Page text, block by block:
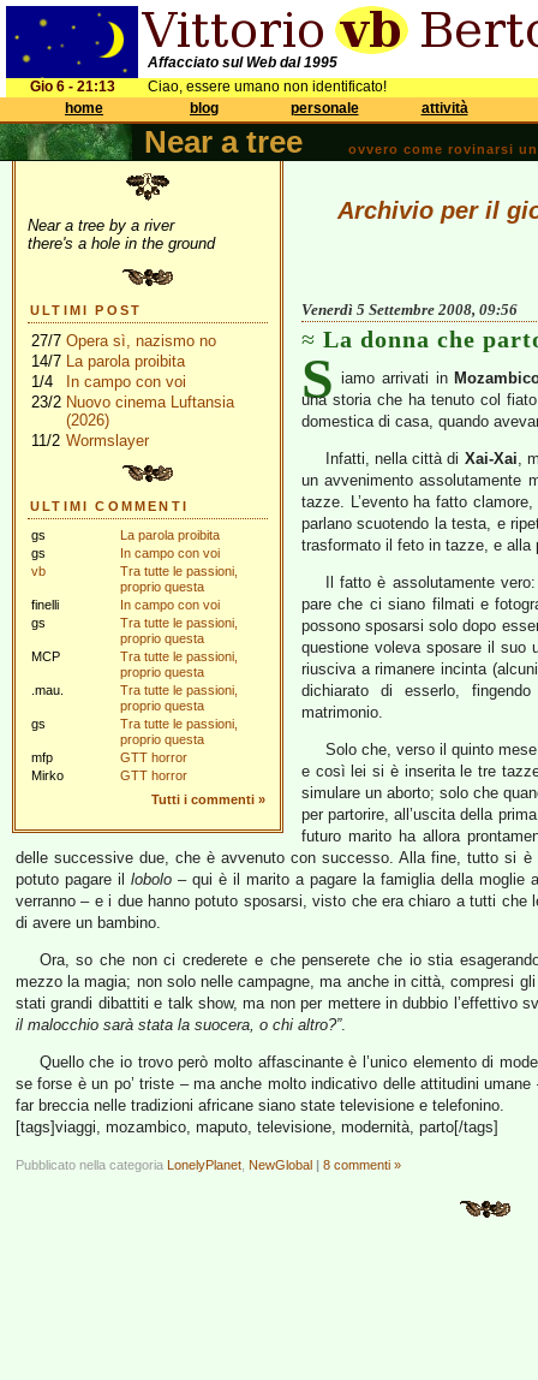
Affacciato sul Web dal 1995
Gio 6 - 21:13
Ciao, essere umano non identificato!
home
blog personale attività
Near a tree ovvero come rovinarsi
Near a tree by a river
there's a hole in the ground
ULTIMI POST
27/7 Opera sì, nazismo no
14/7 La parola proibita
1/4
In campo con voi
23/2 Nuovo cinema Luftansia
(2026)
11/2 Wormslayer
ULTIMI COMMENTI
gs
La parola proibita
gs
In campo con voi
vb
Tra tutte le passioni,
proprio questa
finelli
In campo con voi
gs
Tra tutte le passioni,
proprio questa
MCP
Tra tutte le passioni,
proprio questa
.mau.
Tra tutte le passioni,
proprio questa
gs
Tra tutte le passioni,
proprio questa
mfp
GTT horror
Mirko
GTT horror
Tutti i commenti »
Archivio per il
Venerdì 5 Settembre 2008, 09:56
La donna che
S iamo arrivati in
una storia che ha tenuto col
domestica di casa, quando
Infatti, nella città di Xai-Xai,
un avvenimento assolutamente
tazze. L’evento ha fatto
parlano scuotendo la testa, e
trasformato il feto in tazze, e alla
Il fatto è assolutamente
pare che ci siano filmati e
possono sposarsi solo dopo
questione voleva sposare il suo
riusciva a rimanere incinta
dichiarato di esserlo,
matrimonio.
Solo che, verso il quinto
e così lei si è inserita le tre
simulare un aborto; solo che
per partorire, all’uscita della
futuro marito ha allora
delle successive due, che è avvenuto con successo. Alla fine, tutto si
potuto pagare il lobolo – qui è il marito a pagare la famiglia della moglie
verranno – e i due hanno potuto sposarsi, visto che era chiaro a tutti
di avere un bambino.
Ora, so che non ci crederete e che penserete che io stia
mezzo la magia; non solo nelle campagne, ma anche in città, compresi
stati grandi dibattiti e talk show, ma non per mettere in dubbio l’effettivo
il malocchio sarà stata la suocera, o chi altro?”.
Quello che io trovo però molto affascinante è l’unico elemento di
se forse è un po’ triste – ma anche molto indicativo delle attitudini
far breccia nelle tradizioni africane siano state televisione e telefonino.
[tags]viaggi, mozambico, maputo, televisione, modernità, parto[/tags]
Pubblicato nella categoria LonelyPlanet NewGlobal | 8 commenti »